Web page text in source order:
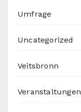
Umfrage
Uncategorized
Veitsbronn
Veranstaltungen